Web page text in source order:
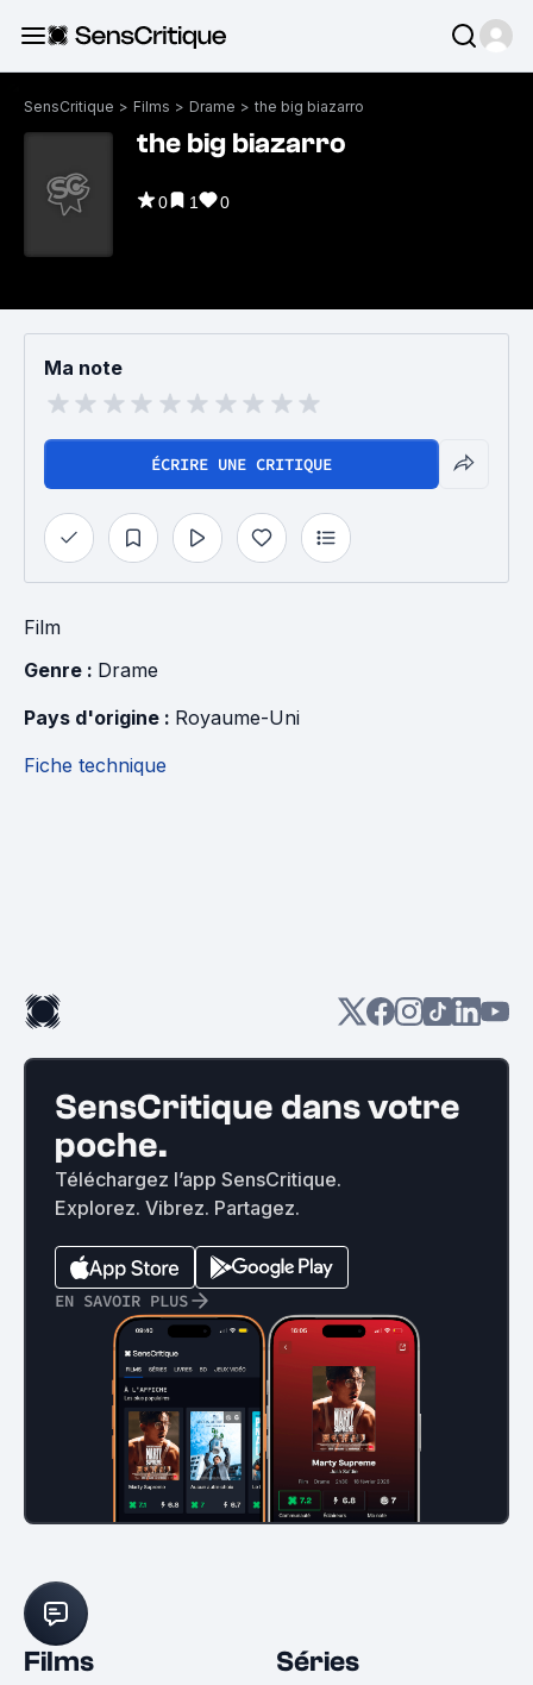
SensCritique > Films > Drame > the big biazarro
the big biazarro
0 1 0
Ma note
ÉCRIRE UNE CRITIQUE
Film
Genre : Drame
Pays d'origine : Royaume-Uni
Fiche technique
SensCritique dans votre
poche.
Téléchargez l’app SensCritique.
Explorez. Vibrez. Partagez.
EN SAVOIR PLUS
Films Séries